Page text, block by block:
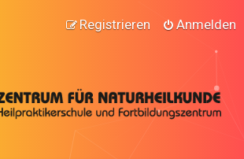
Anmelden
Registrieren